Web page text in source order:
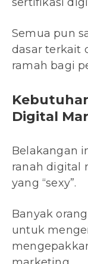
Semua pun
dasar terkait
ramah bagi
Digital
Belakangan
ranah digital
yang “sexy”.
Banyak
untuk